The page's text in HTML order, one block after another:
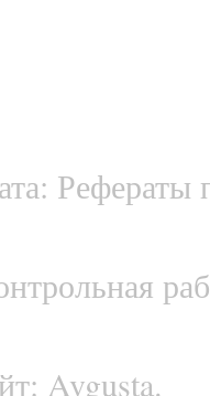
Рефераты
Avgusta.